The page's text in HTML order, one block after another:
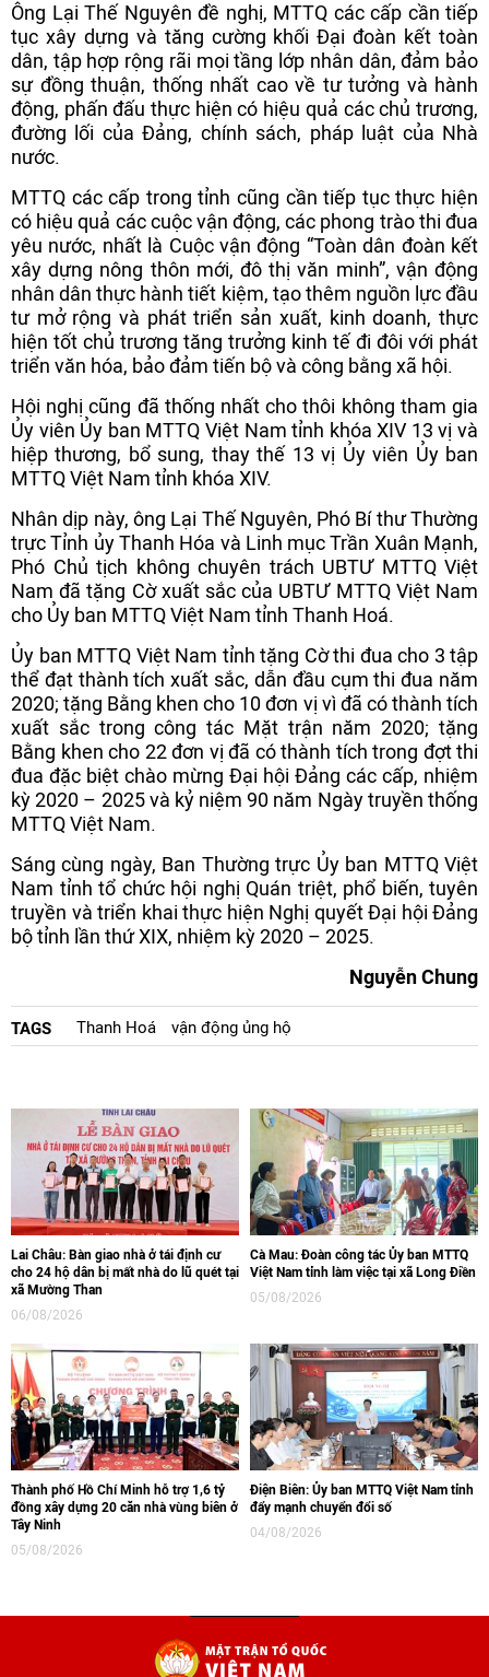
Ông Lại Thế Nguyên đề nghị, MTTQ các cấp cần tiếp
tục xây dựng và tăng cường khối Đại đoàn kết toàn
dân, tập hợp rộng rãi mọi tầng lớp nhân dân, đảm bảo
sự đồng thuận, thống nhất cao về tư tưởng và hành
động, phấn đấu thực hiện có hiệu quả các chủ trương,
đường lối của Đảng, chính sách, pháp luật của Nhà
nước.
MTTQ các cấp trong tỉnh cũng cần tiếp tục thực hiện
có hiệu quả các cuộc vận động, các phong trào thi đua
yêu nước, nhất là Cuộc vận động “Toàn dân đoàn kết
xây dựng nông thôn mới, đô thị văn minh”, vận động
nhân dân thực hành tiết kiệm, tạo thêm nguồn lực đầu
tư mở rộng và phát triển sản xuất, kinh doanh, thực
hiện tốt chủ trương tăng trưởng kinh tế đi đôi với phát
triển văn hóa, bảo đảm tiến bộ và công bằng xã hội.
Hội nghị cũng đã thống nhất cho thôi không tham gia
Ủy viên Ủy ban MTTQ Việt Nam tỉnh khóa XIV 13 vị và
hiệp thương, bổ sung, thay thế 13 vị Ủy viên Ủy ban
MTTQ Việt Nam tỉnh khóa XIV.
Nhân dịp này, ông Lại Thế Nguyên, Phó Bí thư Thường
trực Tỉnh ủy Thanh Hóa và Linh mục Trần Xuân Mạnh,
Phó Chủ tịch không chuyên trách UBTƯ MTTQ Việt
Nam đã tặng Cờ xuất sắc của UBTƯ MTTQ Việt Nam
cho Ủy ban MTTQ Việt Nam tỉnh Thanh Hoá.
Ủy ban MTTQ Việt Nam tỉnh tặng Cờ thi đua cho 3 tập
thể đạt thành tích xuất sắc, dẫn đầu cụm thi đua năm
2020; tặng Bằng khen cho 10 đơn vị vì đã có thành tích
xuất sắc trong công tác Mặt trận năm 2020; tặng
Bằng khen cho 22 đơn vị đã có thành tích trong đợt thi
đua đặc biệt chào mừng Đại hội Đảng các cấp, nhiệm
kỳ 2020 – 2025 và kỷ niệm 90 năm Ngày truyền thống
MTTQ Việt Nam.
Sáng cùng ngày, Ban Thường trực Ủy ban MTTQ Việt
Nam tỉnh tổ chức hội nghị Quán triệt, phổ biến, tuyên
truyền và triển khai thực hiện Nghị quyết Đại hội Đảng
bộ tỉnh lần thứ XIX, nhiệm kỳ 2020 – 2025.
Nguyễn Chung
TAGS Thanh Hoá vận động ủng hộ
Lai Châu: Bàn giao nhà ở tái định cư
cho 24 hộ dân bị mất nhà do lũ quét tại
xã Mường Than
06/08/2026
Cà Mau: Đoàn công tác Ủy ban MTTQ
Việt Nam tỉnh làm việc tại xã Long Điền
05/08/2026
Thành phố Hồ Chí Minh hỗ trợ 1,6 tỷ
đồng xây dựng 20 căn nhà vùng biên ở
Tây Ninh
05/08/2026
Điện Biên: Ủy ban MTTQ Việt Nam tỉnh
đẩy mạnh chuyển đổi số
04/08/2026